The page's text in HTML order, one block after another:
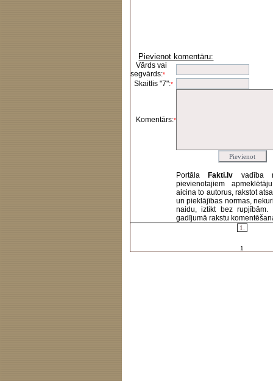
Pievienot komentāru:
Vārds vai
segvārds:*
Skaitlis "7":*
Komentārs:*
Portāla Fakti.lv vadība
pievienotajiem
aicina to autorus, rakstot
un pieklājības normas,
naidu, iztikt bez rupjībām.
gadījumā rakstu
1.
1